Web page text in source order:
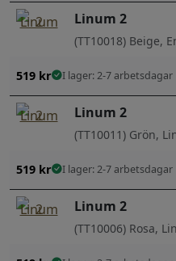
Linum 2
(TT10018) Beige,
519 kr I lager: 2-7 arbetsdagar
Linum 2
(TT10011) Grön,
519 kr I lager: 2-7 arbetsdagar
Linum 2
(TT10006) Rosa,